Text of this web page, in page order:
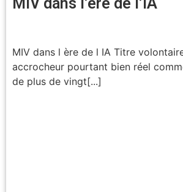
MIV dans l ère de l IA Titre
accrocheur pourtant bien réel
de plus de vingt[...]